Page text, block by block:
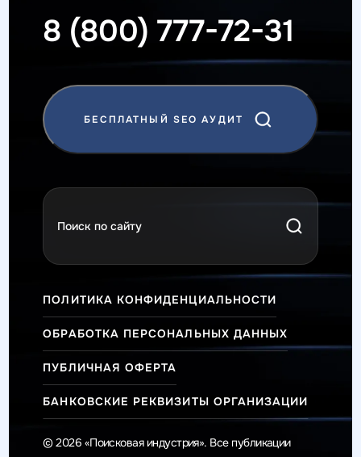
8 (800) 777-72-31
БЕСПЛАТНЫЙ SEO АУДИТ
ПОЛИТИКА КОНФИДЕНЦИАЛЬНОСТИ
ОБРАБОТКА ПЕРСОНАЛЬНЫХ ДАННЫХ
ПУБЛИЧНАЯ ОФЕРТА
БАНКОВСКИЕ РЕКВИЗИТЫ ОРГАНИЗАЦИИ
© 2026 «Поисковая индустрия». Все публикации